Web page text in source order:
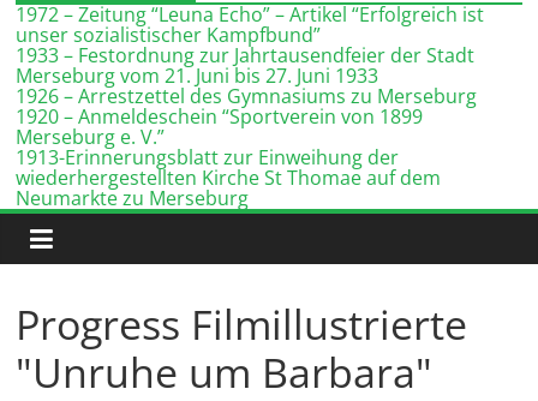
1972 – Zeitung “Leuna Echo” – Artikel “Erfolgreich ist
unser sozialistischer Kampfbund”
1933 – Festordnung zur Jahrtausendfeier der Stadt
Merseburg vom 21. Juni bis 27. Juni 1933
1926 – Arrestzettel des Gymnasiums zu Merseburg
1920 – Anmeldeschein “Sportverein von 1899
Merseburg e. V.”
1913-Erinnerungsblatt zur Einweihung der
wiederhergestellten Kirche St Thomae auf dem
Neumarkte zu Merseburg
Progress Filmillustrierte
"Unruhe um Barbara"